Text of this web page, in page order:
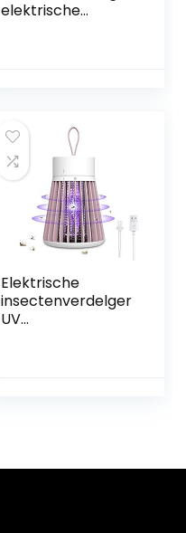
elektrische
Elektrische
insectenverdelger
UV